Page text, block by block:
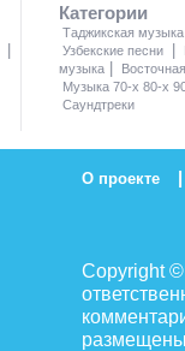
|
Категории
Таджикская музыка
Узбекские песни
|
музыка |
Музыка 70-х 80-х
Саундтреки
О проекте |
Copyright
размещены